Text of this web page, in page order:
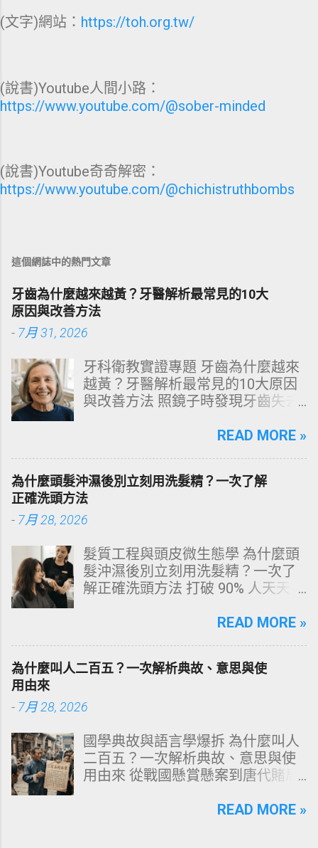
(文字)網站： https://toh.org.tw/
(說書)Youtube人間小路：
https://www.youtube.com/@sober-minded
(說書)Youtube奇奇解密：
https://www.youtube.com/@chichistruthbombs
這個網誌中的熱門文章
牙齒為什麼越來越黃？牙醫解析最常見的10大
原因與改善方法
- 7月 31, 2026
牙科衛教實證專題 牙齒為什麼越來
越黃？牙醫解析最常見的10大原因
與改善方法 照鏡子時發現牙齒失去
文由專業牙科思維出發，深度剖析
源性染色成因，並提供精準有效的
改善與美白對策。 📋 文章快速導覽
目錄 一、 牙齒顏色的生物學本質：
琺瑯質與象牙質 二、 牙齒變黃的10
源性變色的自我檢視 四、 5大專業
牙醫美白療程評估與比較 五、 避坑
指南：破除3大網路美白偏方迷思
理策略 一、 牙齒顏色的生物學本
何泛黃，首先必須釐清牙齒的硬組
織構造。牙齒最外層是由高度鈣化
（Enamel，又稱牙釉質） ，而包裹
質（Dentin，又稱牙本質） 。 💡 生
理學核心觀念 健康自然的牙齒本來
就不是純白色。琺瑯質越半透明，
出來。當琺瑯質因磨損變薄、或是
READ MORE »
為什麼頭髮沖濕後別立刻用洗髮精？一次了解
正確洗頭方法
- 7月 28, 2026
髮質工程與頭皮微生態學 為什麼頭
髮沖濕後別立刻用洗髮精？一次了
解正確洗頭方法 打破 90% 人天天在
構化思維，拆解頭皮清潔的物理與
康髮質。 💡 理性思維考題：你是否
天天洗頭，頭皮卻依然半天就出
數人的頭皮問題，並不是洗髮精買
了」。當你蓮蓬頭剛淋濕頭髮，下
一秒就把濃縮洗髮精直接抹在頭皮
上時，你已經親手觸發了一連串破
過嚴密的邏輯分析，為你解構正確
READ MORE »
為什麼叫人二百五？一次解析典故、意思與使
用由來
- 7月 28, 2026
國學典故與語言學爆拆 為什麼叫人
二百五？一次解析典故、意思與使
用由來 從戰國懸賞懸案到唐代賭局
常用語。一次拆解歷史真相、心理
READ MORE »